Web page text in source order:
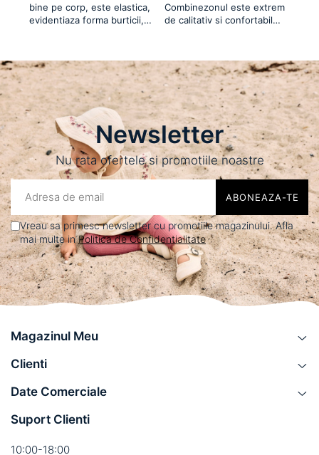
bine pe corp, este elastica,
evidentiaza forma burticii,
fiind insarcinata in luna 8.
Combinezonul este extrem
de calitativ si confortabil
acest model anul trecut. Imi
place ca nu este foarte
voluminos, nu o impiedica
pe cea mica sa se miste in
voie. Este ...
Newsletter
Nu rata ofertele si promotiile noastre
Vreau sa primesc newsletter cu promotiile magazinului. Afla
mai multe inPolitica de Confidentialitate
Magazinul Meu
Clienti
Date Comerciale
Suport Clienti
10:00-18:00